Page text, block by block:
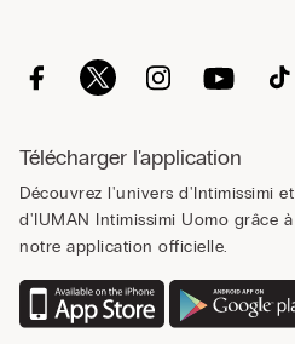
Télécharger l'application
Découvrez l'univers d'Intimissimi et
d'IUMAN Intimissimi Uomo grâce à
notre application officielle.